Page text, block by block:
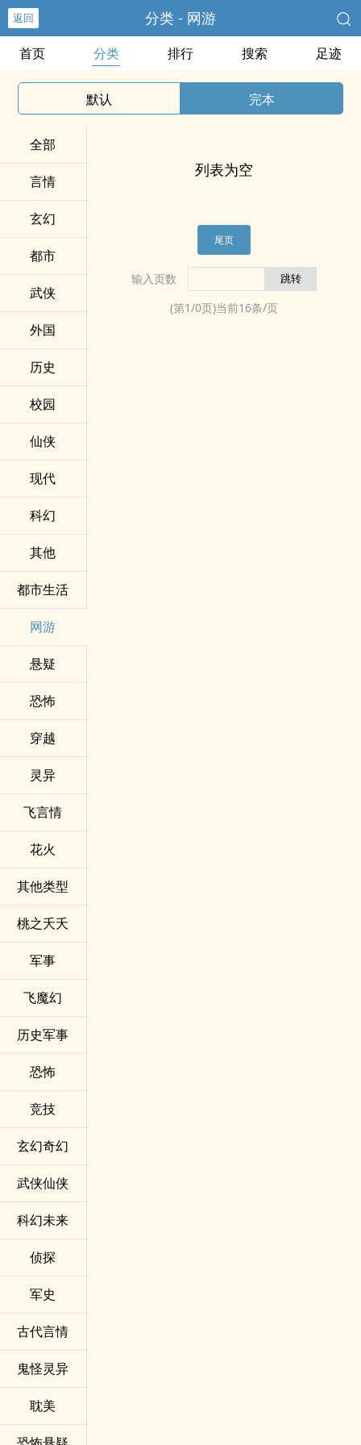
返回 分类 - 网游
首页 分类 排行 搜索 足迹
默认 完本
全部
言情
玄幻
都市
武侠
外国
历史
校园
仙侠
现代
科幻
其他
都市生活
网游
悬疑
恐怖
穿越
灵异
飞言情
花火
其他类型
桃之夭夭
军事
飞魔幻
历史军事
恐怖
竞技
玄幻奇幻
武侠仙侠
科幻未来
侦探
军史
古代言情
鬼怪灵异
耽美
列表为空
尾页
输入页数
(第1/0页)当前16条/页